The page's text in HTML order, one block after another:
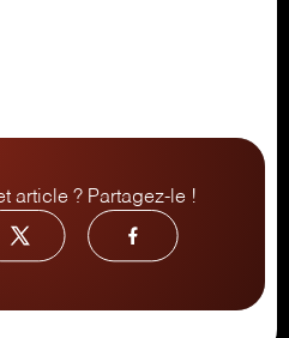
article ? Partagez-le !